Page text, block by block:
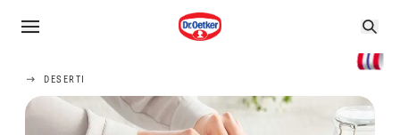
DESERTI